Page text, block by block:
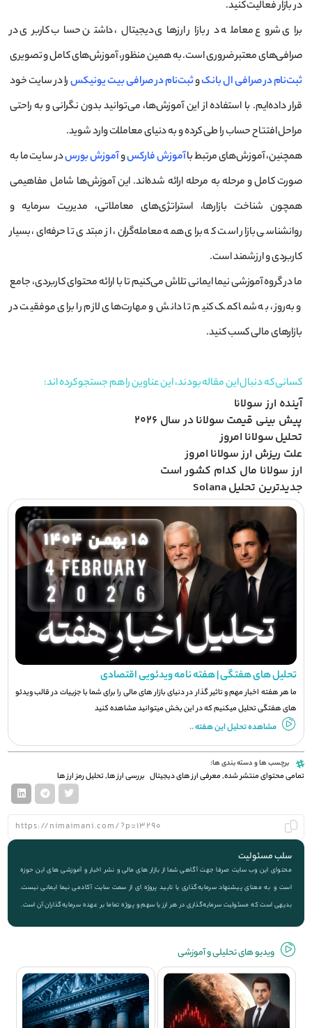
در بازار فعالیت کنید.
برای شروع معامله در بازار ارزهای دیجیتال، داشتن حساب کاربری در
صرافی‌های معتبر ضروری است. به همین منظور، آموزش‌های کامل و تصویری
ثبت‌نام در صرافی ال بانکوثبت‌نام در صرافی بیت یونیکسرا در سایت خود
قرار داده‌ایم. با استفاده از این آموزش‌ها، می‌توانید بدون نگرانی و به راحتی
مراحل افتتاح حساب را طی کرده و به دنیای معاملات وارد شوید.
همچنین، آموزش‌های مرتبط باآموزش فارکسوآموزش بورسدر سایت ما به
صورت کامل و مرحله به مرحله ارائه شده‌اند. این آموزش‌ها شامل مفاهیمی
همچون شناخت بازارها، استراتژی‌های معاملاتی، مدیریت سرمایه و
روانشناسی بازار است که برای همه معامله‌گران، از مبتدی تا حرفه‌ای، بسیار
کاربردی و ارزشمند است.
ما در گروه آموزشی نیما ایمانی تلاش می‌کنیم تا با ارائه محتوای کاربردی، جامع
و به‌روز، به شما کمک کنیم تا دانش و مهارت‌های لازم را برای موفقیت در
بازارهای مالی کسب کنید.
کسانی که دنبال این مقاله بودند، این عناوین را هم جستجو کرده اند:
آینده ارز سولانا
پیش بینی قیمت سولانا در سال 2026
تحلیل سولانا امروز
علت ریزش ارز سولانا امروز
ارز سولانا مال کدام کشور است
جدیدترین تحلیل Solana
تحلیل های هفتگی | هفته نامه ویدئویی اقتصادی
ما هر هفته اخبار مهم و تاثیر گذار در دنیای بازار های مالی را برای شما با جزيیات در قالب ویدئو
های هفتگی تحلیل میکنیم که در این بخش میتوانید مشاهده کنید
مشاهده تحلیل این هفته ..
برچسب ها و دسته بندی ها:
تمامی محتوای منتشر شده,معرفی ارز های دیجیتال بررسی ارز ها,تحلیل رمز ارز ها
سلب مسئولیت
محتوای این وب سایت صرفا جهت آگاهی شما از بازار های مالی و نشر اخبار و آموزشی های این حوزه
است و به معنای پیشنهاد سرمایه‌گذاری یا تایید پروژه ای از سمت سایت آکادمی نیما ایمانی نیست.
بدیهی است که مسئولیت سرمایه‌گذاری در هر ارز یا سهم و پروژه تماما بر عهده سرمایه‌گذاران آن است.
ویديو های تحلیلی و آموزشی